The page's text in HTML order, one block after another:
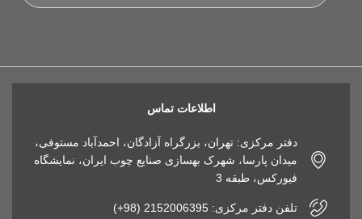
اطلاعات تماس
دفتر مرکزی: تهران، بزرگراه آزادگان، احمدآباد مستوفی،
میدان پارسا، شهرک بهسازی صنایع چوب ایران، نمایشگاه
فیورکس، طبقه 3
تلفن دفتر مرکزی: 2152006395 (98+)